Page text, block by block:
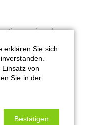
regionaler
Leidenschaft.
erklären Sie sich
von
Sie in der
Bestätigen